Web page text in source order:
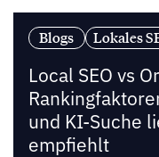
Blogs Lokales
Local SEO vs
und KI-Suche
empfiehlt